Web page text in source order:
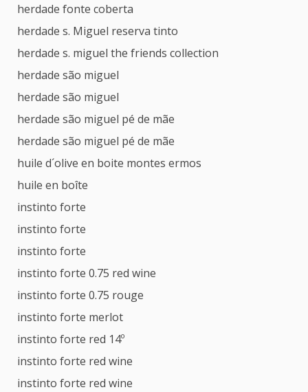
herdade fonte coberta
herdade s. Miguel reserva tinto
herdade s. miguel the friends collection
herdade são miguel
herdade são miguel
herdade são miguel pé de mãe
herdade são miguel pé de mãe
huile d´olive en boite montes ermos
huile en boîte
instinto forte
instinto forte
instinto forte
instinto forte 0.75 red wine
instinto forte 0.75 rouge
instinto forte merlot
instinto forte red 14º
instinto forte red wine
instinto forte red wine